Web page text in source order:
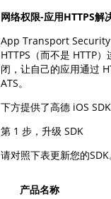
查询
高
高级
网络权限-应用HTTPS解
App Transport Security
HTTPS（而不是 HTTP
闭，让自己的应用通过
ATS。
下方提供了高德 iOS
第 1 步，升级 SDK
请对照下表更新您的
产品名称